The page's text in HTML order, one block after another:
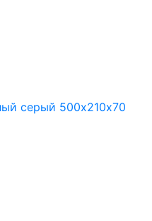
серый 500х210х70